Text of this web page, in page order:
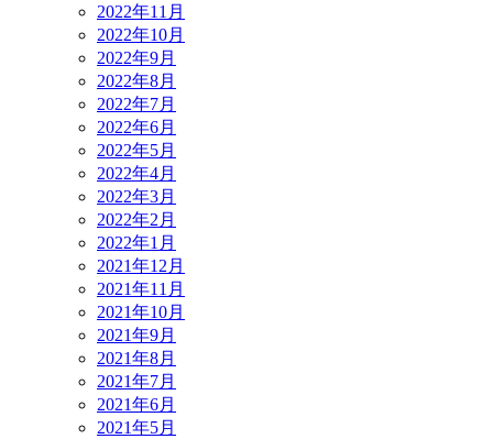
2022年11月
2022年10月
2022年9月
2022年8月
2022年7月
2022年6月
2022年5月
2022年4月
2022年3月
2022年2月
2022年1月
2021年12月
2021年11月
2021年10月
2021年9月
2021年8月
2021年7月
2021年6月
2021年5月